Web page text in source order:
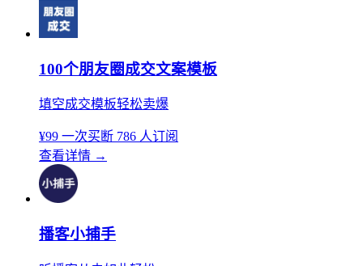
100个朋友圈成交文案模板
填空成交模板轻松卖爆
¥99 一次买断 786 人订阅
查看详情 →
播客小捕手